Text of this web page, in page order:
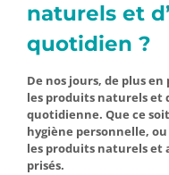
naturels et
quotidien ?
De nos jours, de plus
les produits naturels et
quotidienne. Que ce
hygiène personnelle,
les produits naturels et
prisés.